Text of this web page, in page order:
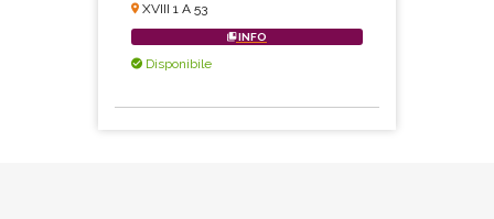
XVIII 1 A 53
INFO
Disponibile